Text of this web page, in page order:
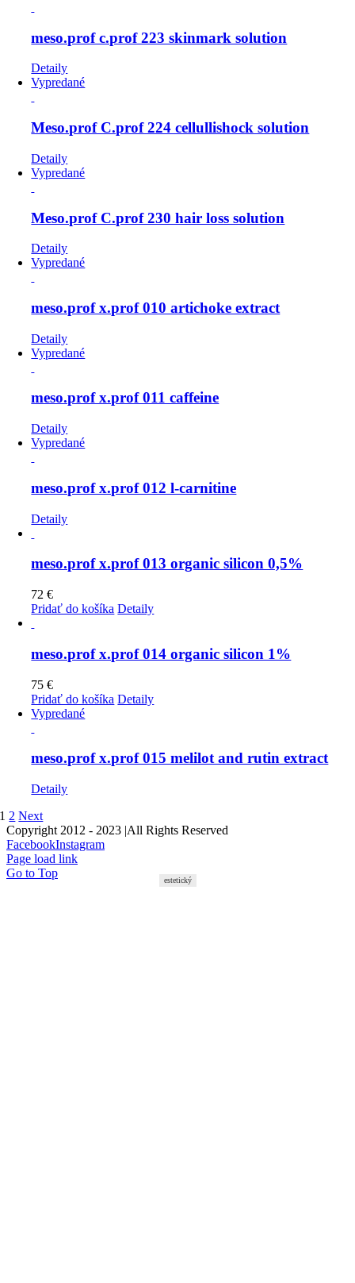
estetický
estetický
estetický
estetický
estetický
estetický
estetický
estetický
meso.prof c.prof 223 skinmark solution
Detaily
Vypredané
estetický
Meso.prof C.prof 224 cellullishock solution
Detaily
Vypredané
estetický
Meso.prof C.prof 230 hair loss solution
Detaily
Vypredané
estetický
meso.prof x.prof 010 artichoke extract
Detaily
Vypredané
estetický
meso.prof x.prof 011 caffeine
Detaily
Vypredané
estetický
meso.prof x.prof 012 l-carnitine
Detaily
estetický
meso.prof x.prof 013 organic silicon 0,5%
72€
Pridať do košíka Detaily
estetický
meso.prof x.prof 014 organic silicon 1%
75€
Pridať do košíka Detaily
Vypredané
estetický
meso.prof x.prof 015 melilot and rutin extract
Detaily
1 2 Next
Copyright 2012 - 2023 |All Rights Reserved
FacebookInstagram
Page load link
Go to Top